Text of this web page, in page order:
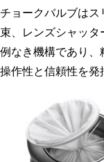
チョークバルブはス
束、レンズシャッ
例なき機構であり、
操作性と信頼性を発